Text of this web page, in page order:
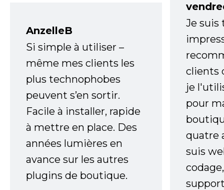
AnzelleB
Si simple à utiliser –
même mes clients les
plus technophobes
peuvent s’en sortir.
Facile à installer, rapide
à mettre en place. Des
années lumières en
avance sur les autres
plugins de boutique.
Je
clients
je
pour
quatre
suis